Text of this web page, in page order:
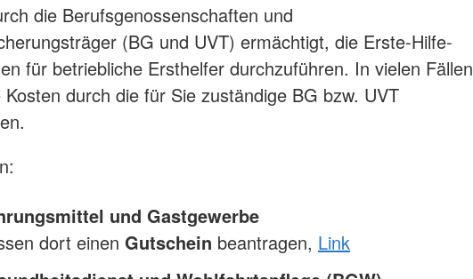
die Berufsgenossenschaften und
(BG und UVT) ermächtigt, die Erste-Hilfe-
für betriebliche Ersthelfer durchzuführen. In vielen Fällen
durch die für Sie zuständige BG bzw. UVT
und Gastgewerbe
dort einen Gutschein beantragen, Link